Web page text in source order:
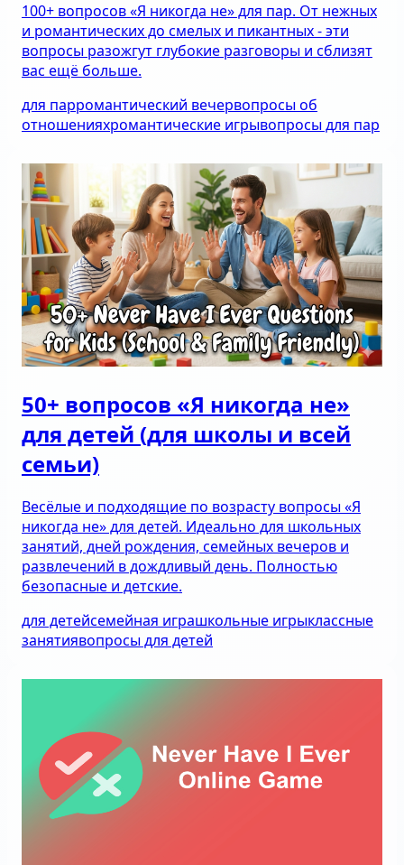
100+ вопросов «Я никогда не» для пар. От нежных
и романтических до смелых и пикантных - эти
вопросы разожгут глубокие разговоры и сблизят
вас ещё больше.
для парромантический вечервопросы об
отношенияхромантические игрывопросы для пар
50+ вопросов «Я никогда не»
для детей (для школы и всей
семьи)
Весёлые и подходящие по возрасту вопросы «Я
никогда не» для детей. Идеально для школьных
занятий, дней рождения, семейных вечеров и
развлечений в дождливый день. Полностью
безопасные и детские.
для детейсемейная играшкольные игрыклассные
занятиявопросы для детей